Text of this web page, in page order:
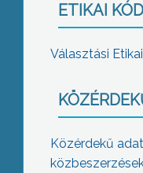
ETIKAI
Választási
Közérdekű